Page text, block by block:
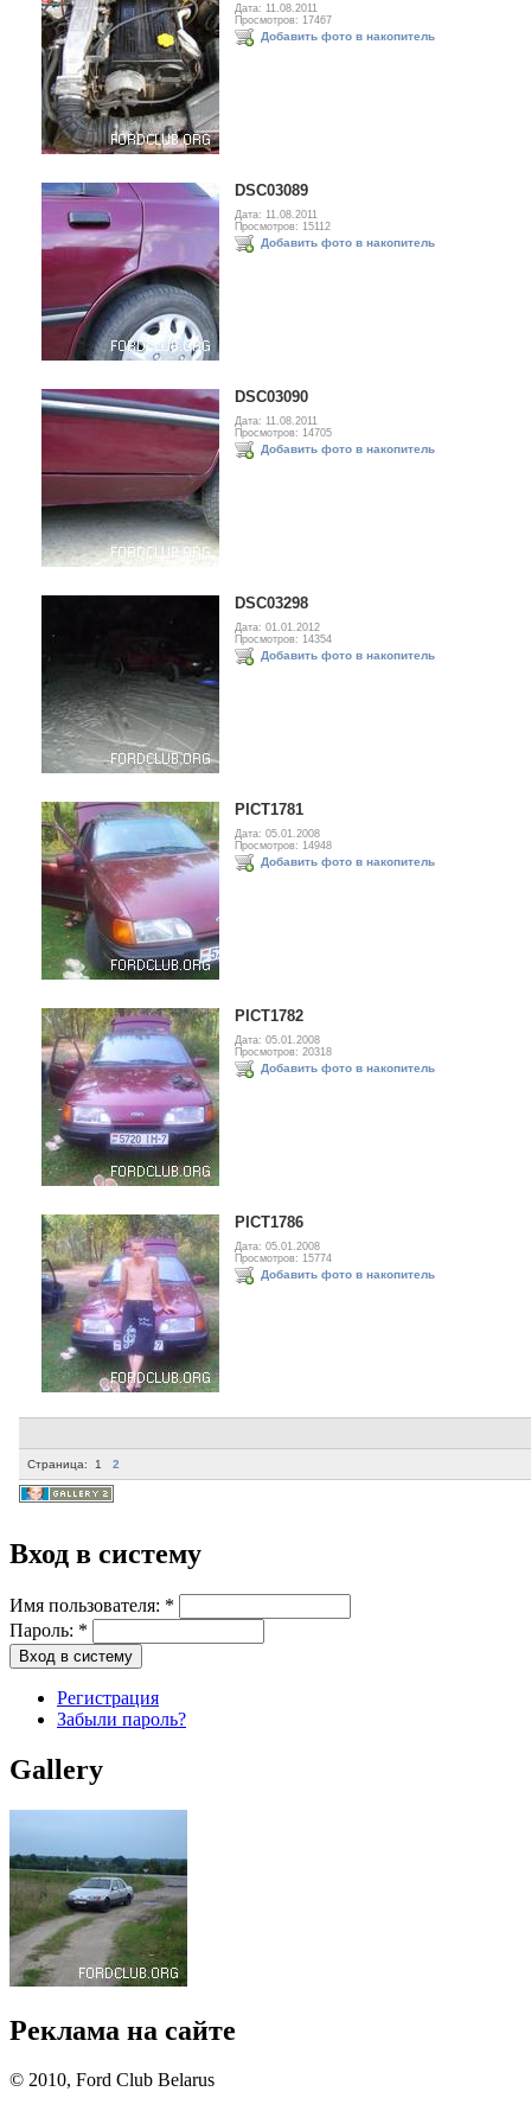
Дата: 11.08.2011
Просмотров: 17467
Добавить фото в накопитель
DSC03089
Дата: 11.08.2011
Просмотров: 15112
Добавить фото в накопитель
DSC03090
Дата: 11.08.2011
Просмотров: 14705
Добавить фото в накопитель
DSC03298
Дата: 01.01.2012
Просмотров: 14354
Добавить фото в накопитель
PICT1781
Дата: 05.01.2008
Просмотров: 14948
Добавить фото в накопитель
PICT1782
Дата: 05.01.2008
Просмотров: 20318
Добавить фото в накопитель
PICT1786
Дата: 05.01.2008
Просмотров: 15774
Добавить фото в накопитель
Страница: 1 2
Вход в систему
Имя пользователя: *
Пароль: *
Регистрация
Забыли пароль?
Gallery
Реклама на сайте
© 2010, Ford Club Belarus